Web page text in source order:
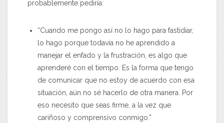
probablemente pediría:
“Cuando me pongo así no lo hago para fastidiar,
lo hago porque todavía no he aprendido a
manejar el enfado y la frustración, es algo que
aprenderé con el tiempo. Es la forma que tengo
de comunicar que no estoy de acuerdo con esa
situación, aún no sé hacerlo de otra manera. Por
eso necesito que seas firme, a la vez que
cariñoso y comprensivo conmigo.”